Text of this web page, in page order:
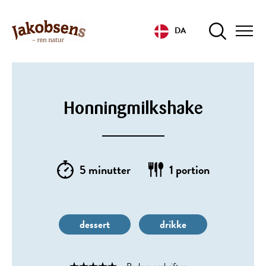
DA
Honningmilkshake
5 minutter 1 portion
dessert drikke